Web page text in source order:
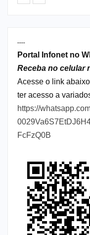
----
Portal Infonet no
Receba no celular
Acesse o link
ter acesso a
https://
FcFzQ0B